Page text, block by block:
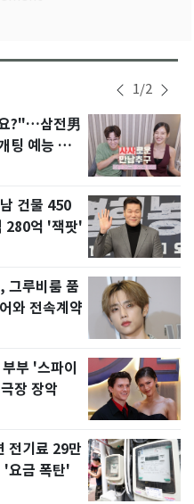
1/2
?"…삼전男
팅 예능 화
건물 450
280억 '잭팟'
그루비룸 품
와 전속계약
부 '스파이
장 장악
전기료 29만
요금 폭탄'